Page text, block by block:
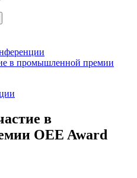
в промышленной премии
в
OEE Award